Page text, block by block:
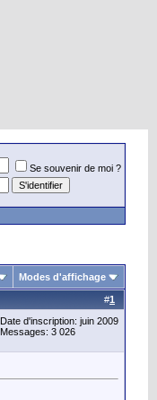
Se souvenir de moi ?
Modes d'affichage
#1
Date d'inscription: juin 2009
Messages: 3 026